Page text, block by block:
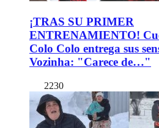
¡TRAS SU PRIMER
ENTRENAMIENTO!
Colo Colo entrega sus
Vozinha: "Carece de…"
2230